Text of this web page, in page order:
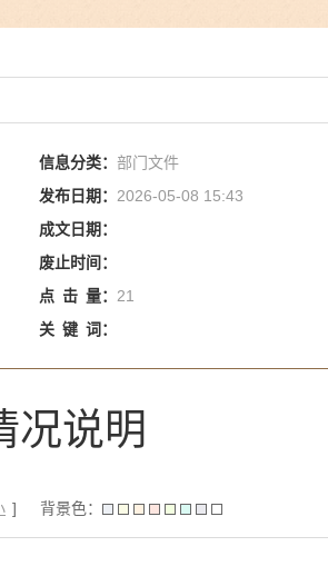
信息分类： 部门文件
发布日期： 2026-05-08 15:43
成文日期：
废止时间：
点 击 量： 21
关 键 词：
况说明
] 背景色：